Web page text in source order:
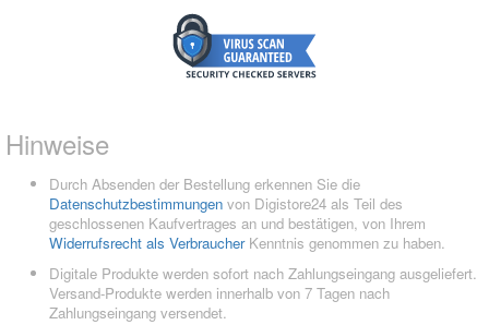
Hinweise
Durch Absenden der Bestellung erkennen Sie die
Datenschutzbestimmungen von Digistore24 als Teil des
geschlossenen Kaufvertrages an und bestätigen, von Ihrem
Widerrufsrecht als VerbraucherKenntnis genommen zu haben.
Digitale Produkte werden sofort nach Zahlungseingang ausgeliefert.
Versand-Produkte werden innerhalb von 7 Tagen nach
Zahlungseingang versendet.